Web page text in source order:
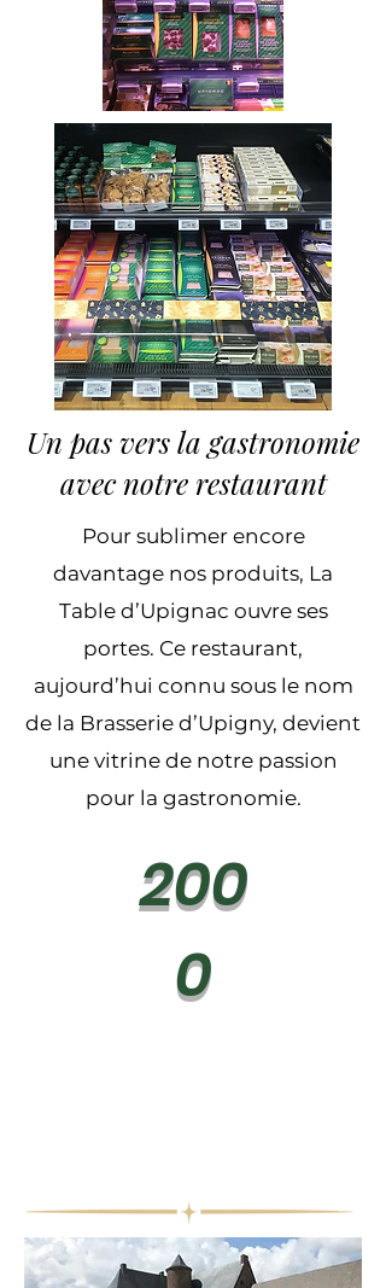
Un pas vers la gastronomie
avec notre restaurant
Pour sublimer encore
davantage nos produits, La
Table d’Upignac ouvre ses
portes. Ce restaurant,
aujourd’hui connu sous le nom
de la Brasserie d’Upigny, devient
une vitrine de notre passion
pour la gastronomie.
200
0